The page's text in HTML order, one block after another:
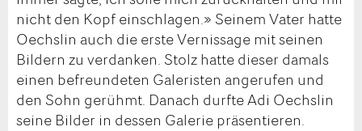
nicht den Kopf einschlagen.» Seinem Vater hatte
Oechslin auch die erste Vernissage mit seinen
Bildern zu verdanken. Stolz hatte dieser damals
einen befreundeten Galeristen angerufen und
den Sohn gerühmt. Danach durfte Adi Oechslin
seine Bilder in dessen Galerie präsentieren.